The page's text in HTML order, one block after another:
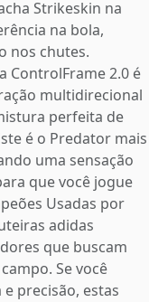
Strikeskin na
na bola,
nos chutes.
ControlFrame 2.0 é
multidirecional
perfeita de
é o Predator mais
uma sensação
que você jogue
Usadas por
adidas
que buscam
Se você
precisão, estas